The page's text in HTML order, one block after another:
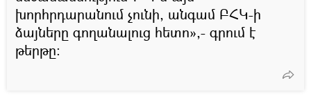
խորհրդարանում չունի, անգամ ԲՀԿ-ի
ձայները գողանալուց հետո»,- գրում է
թերթը: